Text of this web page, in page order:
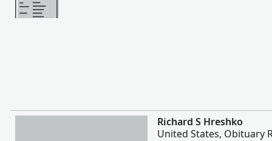
Enemmän
Richard S Hreshko
United States, Obituary